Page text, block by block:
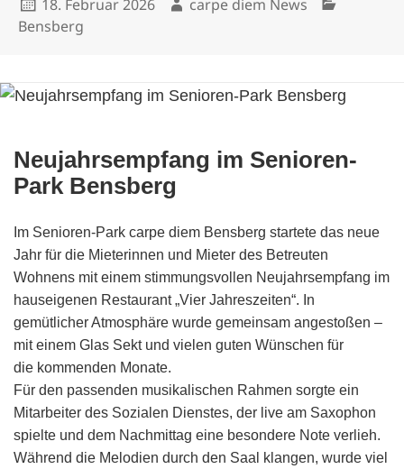
18. Februar 2026 carpe diem News
Bensberg
Neujahrsempfang im Senioren-
Park Bensberg
Im Senioren-Park carpe diem Bensberg startete das neue
Jahr für die Mieterinnen und Mieter des Betreuten
Wohnens mit einem stimmungsvollen Neujahrsempfang im
hauseigenen Restaurant „Vier Jahreszeiten“. In
gemütlicher Atmosphäre wurde gemeinsam angestoßen –
mit einem Glas Sekt und vielen guten Wünschen für
die kommenden Monate.
Für den passenden musikalischen Rahmen sorgte ein
Mitarbeiter des Sozialen Dienstes, der live am Saxophon
spielte und dem Nachmittag eine besondere Note verlieh.
Während die Melodien durch den Saal klangen, wurde viel